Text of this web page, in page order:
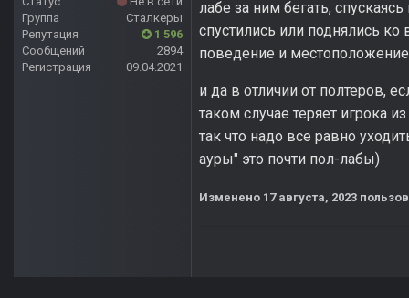
Группа
Сталкеры
Репутация
1 596
Сообщений
2894
Регистрация
09.04.2021
лабе за ним бегать,
спустились или поднялись
поведение и
и да в отличии от полтеров,
таком случае теряет игрока
так что надо все равно
ауры" это почти пол-лабы)
Изменено 17 августа, 2023